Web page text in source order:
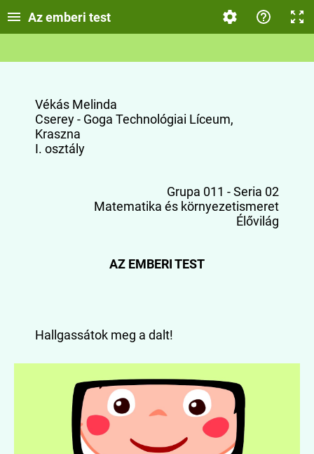
Az emberi test
Vékás Melinda
Cserey - Goga Technológiai Líceum,
Kraszna
I. osztály
Grupa 011 - Seria 02
Matematika és környezetismeret
Élővilág
AZ EMBERI TEST
Hallgassátok meg a dalt!